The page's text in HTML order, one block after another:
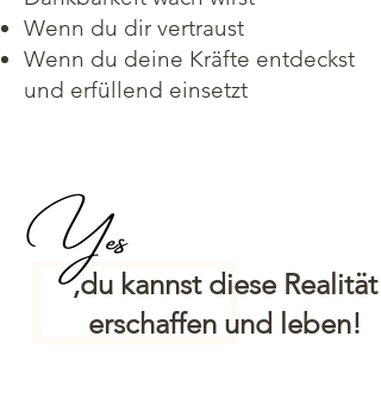
Wenn du dir vertraust
Wenn du deine Kräfte entdeckst
und erfüllend einsetzt
,du kannst diese Realität
erschaffen und leben!